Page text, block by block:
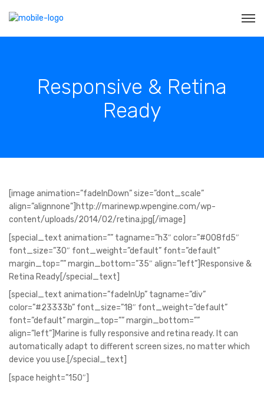
Responsive & Retina
Ready
[image animation=”fadeInDown” size=”dont_scale”
align=”alignnone”]http://marinewp.wpengine.com/wp-
content/uploads/2014/02/retina.jpg[/image]
[special_text animation=”” tagname=”h3″ color=”#008fd5″
font_size=”30″ font_weight=”default” font=”default”
margin_top=”” margin_bottom=”35″ align=”left”]Responsive &
Retina Ready[/special_text]
[special_text animation=”fadeInUp” tagname=”div”
color=”#23333b” font_size=”18″ font_weight=”default”
font=”default” margin_top=”” margin_bottom=””
align=”left”]Marine is fully responsive and retina ready. It can
automatically adapt to different screen sizes, no matter which
device you use.[/special_text]
[space height=”150″]